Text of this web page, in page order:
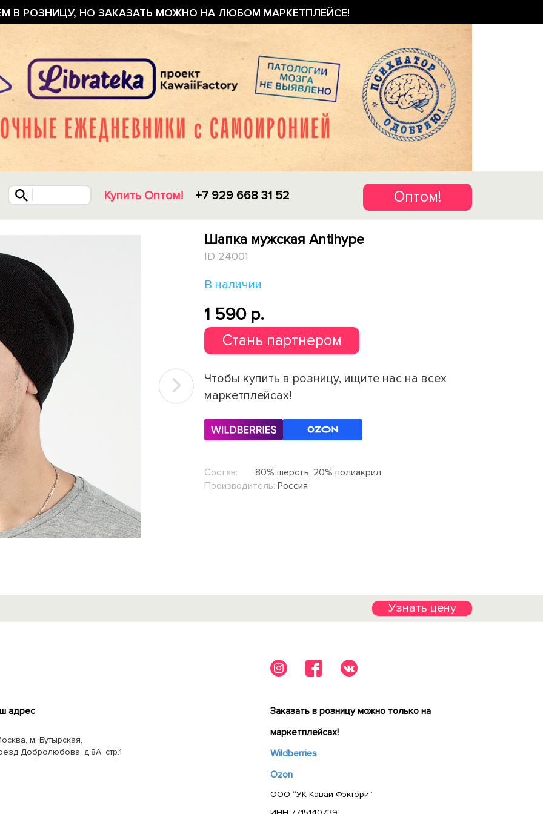
В РОЗНИЦУ, НО ЗАКАЗАТЬ МОЖНО НА ЛЮБОМ МАРКЕТПЛЕЙСЕ!
Купить Оптом! +7 929 668 31 52 Оптом!
Шапка мужская Antihype
ID 24001
В наличии
1 590 p.
Стань партнером
Чтобы купить в розницу, ищите нас на всех
маркетплейсах!
Состав:
80% шерсть, 20% полиакрил
Производитель: Россия
Узнать цену
адрес
м. Бутырская,
Добролюбова, д.8А, стр.1
Заказать в розницу можно только на
маркетплейсах!
Wildberries
Ozon
ООО “УК Каваи Фэктори”